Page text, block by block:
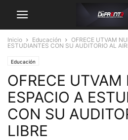
Inicio Educación
OFRECE UTVAM
ESTUDIANTES CON SU AUDITORIO AL
Educación
OFRECE UTVAM
ESPACIO A
CON SU
LIBRE